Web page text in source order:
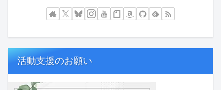
活動支援のお願い